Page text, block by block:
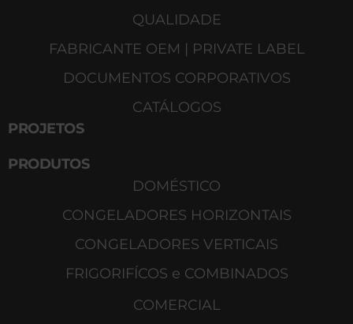
QUALIDADE
FABRICANTE OEM | PRIVATE LABEL
DOCUMENTOS CORPORATIVOS
CATÁLOGOS
PROJETOS
PRODUTOS
DOMÉSTICO
CONGELADORES HORIZONTAIS
CONGELADORES VERTICAIS
FRIGORIFÍCOS e COMBINADOS
COMERCIAL